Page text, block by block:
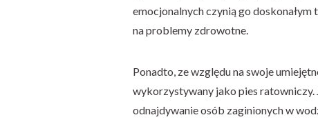
emocjonalnych czynią go
na problemy zdrowotne.
Ponadto, ze względu na swoje
wykorzystywany jako pies ratowniczy.
odnajdywanie osób zaginionych w